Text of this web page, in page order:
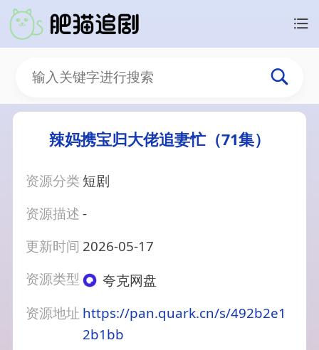
辣妈携宝归大佬追妻忙（71集）
资源分类 短剧
资源描述-
更新时间 2026-05-17
资源类型
夸克网盘
资源地址 https://pan.quark.cn/s/492b2e1
2b1bb